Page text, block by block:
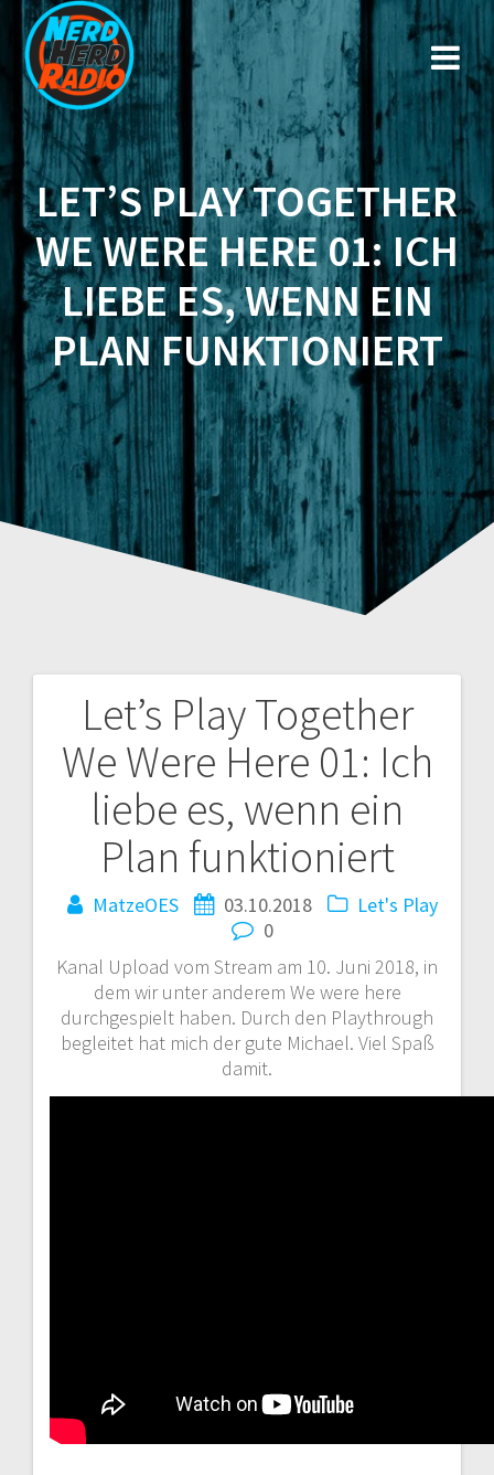
Zum
Inhalt
springen
LET’S PLAY TOGETHER
WE WERE HERE 01: ICH
LIEBE ES, WENN EIN
PLAN FUNKTIONIERT
Let’s Play Together
We Were Here 01: Ich
liebe es, wenn ein
Plan funktioniert
MatzeOES 03.10.2018
Let's Play
0
Kanal Upload vom Stream am 10. Juni 2018, in
dem wir unter anderem We were here
durchgespielt haben. Durch den Playthrough
begleitet hat mich der gute Michael. Viel Spaß
damit.
Beitragsnavigation